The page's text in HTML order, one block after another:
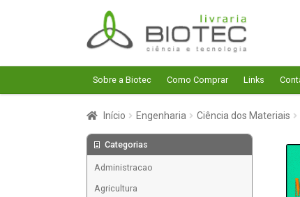
Pular
para
navegação
Pular
para
o
conteúdo
Sobre a Biotec Como Comprar Links
Início Engenharia Ciência dos Materiais
Categorias
Administracao
Agricultura